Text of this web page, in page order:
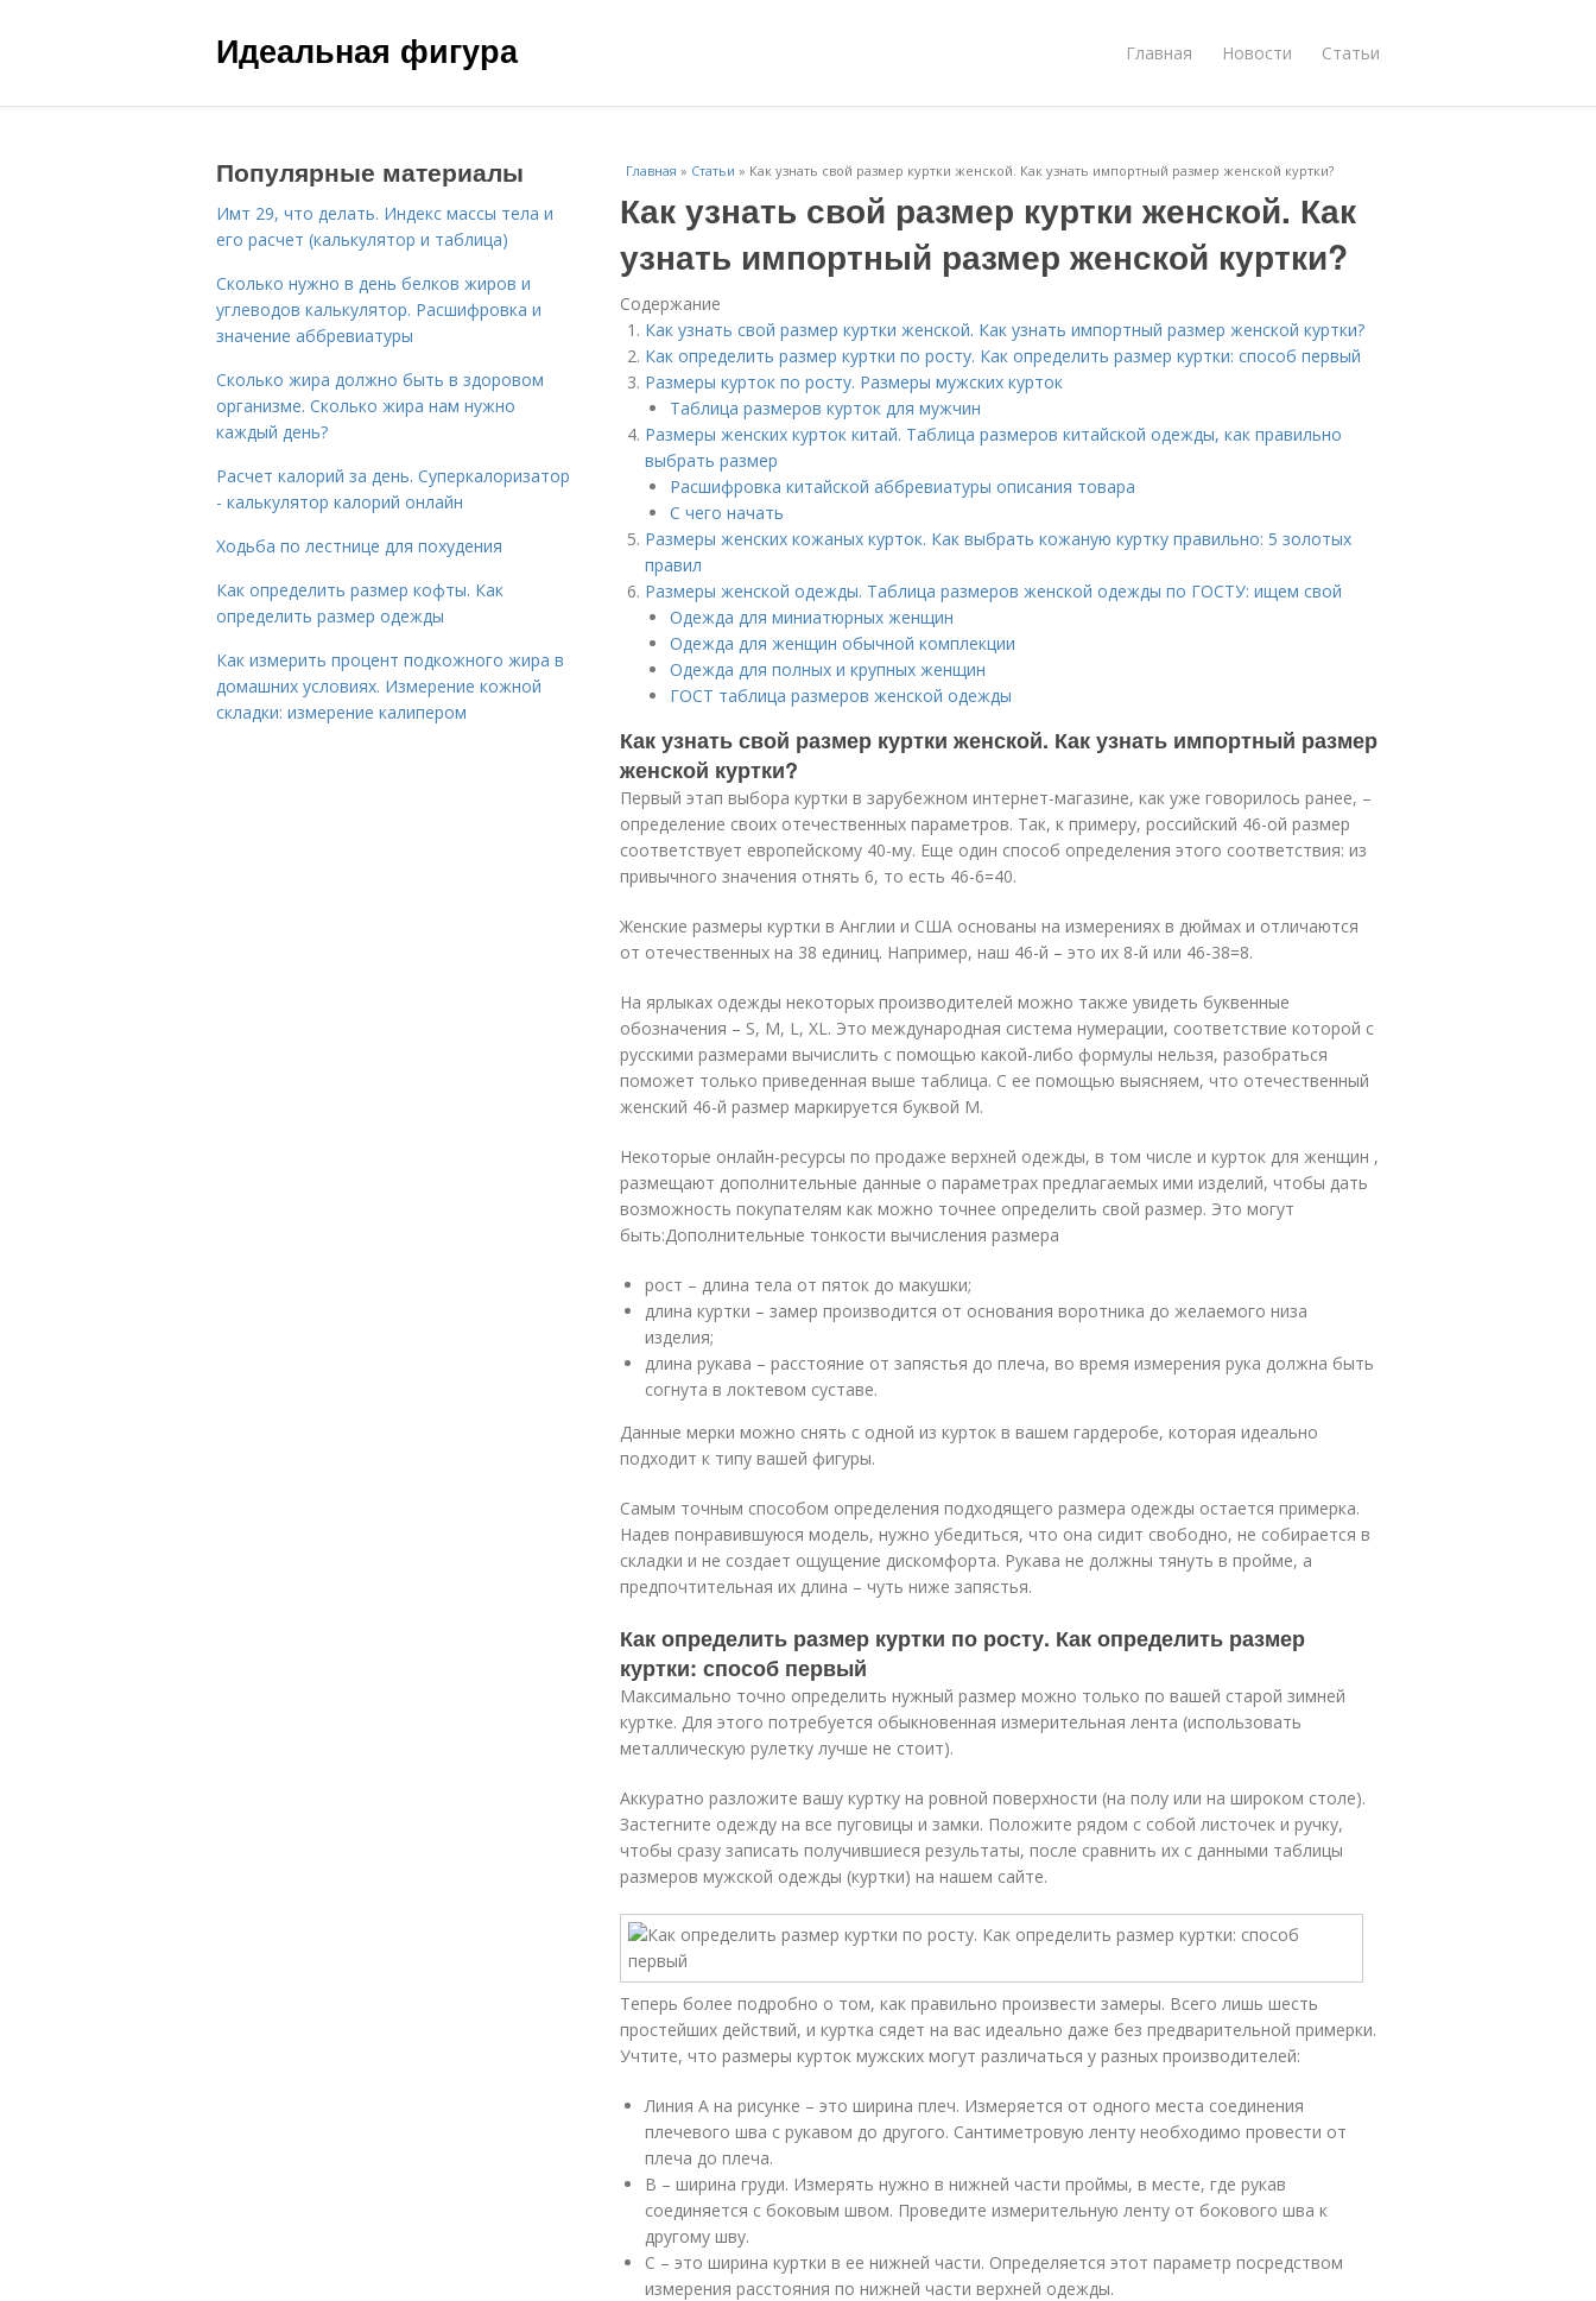
Идеальная фигура Главная Новости Статьи
Главная » Статьи » Как узнать свой размер куртки женской. Как узнать импортный размер женской куртки?
Как узнать свой размер куртки женской. Как
узнать импортный размер женской куртки?
Содержание
Как узнать свой размер куртки женской. Как узнать импортный размер женской куртки?
Как определить размер куртки по росту. Как определить размер куртки: способ первый
Размеры курток по росту. Размеры мужских курток
Таблица размеров курток для мужчин
Размеры женских курток китай. Таблица размеров китайской одежды, как правильно
выбрать размер
Расшифровка китайской аббревиатуры описания товара
С чего начать
Размеры женских кожаных курток. Как выбрать кожаную куртку правильно: 5 золотых
правил
Размеры женской одежды. Таблица размеров женской одежды по ГОСТУ: ищем свой
Одежда для миниатюрных женщин
Одежда для женщин обычной комплекции
Одежда для полных и крупных женщин
ГОСТ таблица размеров женской одежды
Как узнать свой размер куртки женской. Как узнать импортный размер
женской куртки?
Первый этап выбора куртки в зарубежном интернет-магазине, как уже говорилось ранее, –
определение своих отечественных параметров. Так, к примеру, российский 46-ой размер
соответствует европейскому 40-му. Еще один способ определения этого соответствия: из
привычного значения отнять 6, то есть 46-6=40.
Женские размеры куртки в Англии и США основаны на измерениях в дюймах и отличаются
от отечественных на 38 единиц. Например, наш 46-й – это их 8-й или 46-38=8.
На ярлыках одежды некоторых производителей можно также увидеть буквенные
обозначения – S, M, L, XL. Это международная система нумерации, соответствие которой с
русскими размерами вычислить с помощью какой-либо формулы нельзя, разобраться
поможет только приведенная выше таблица. С ее помощью выясняем, что отечественный
женский 46-й размер маркируется буквой M.
Некоторые онлайн-ресурсы по продаже верхней одежды, в том числе и курток для женщин ,
размещают дополнительные данные о параметрах предлагаемых ими изделий, чтобы дать
возможность покупателям как можно точнее определить свой размер. Это могут
быть:Дополнительные тонкости вычисления размера
рост – длина тела от пяток до макушки;
длина куртки – замер производится от основания воротника до желаемого низа
изделия;
длина рукава – расстояние от запястья до плеча, во время измерения рука должна быть
согнута в локтевом суставе.
Данные мерки можно снять с одной из курток в вашем гардеробе, которая идеально
подходит к типу вашей фигуры.
Самым точным способом определения подходящего размера одежды остается примерка.
Надев понравившуюся модель, нужно убедиться, что она сидит свободно, не собирается в
складки и не создает ощущение дискомфорта. Рукава не должны тянуть в пройме, а
предпочтительная их длина – чуть ниже запястья.
Как определить размер куртки по росту. Как определить размер
куртки: способ первый
Максимально точно определить нужный размер можно только по вашей старой зимней
куртке. Для этого потребуется обыкновенная измерительная лента (использовать
металлическую рулетку лучше не стоит).
Аккуратно разложите вашу куртку на ровной поверхности (на полу или на широком столе).
Застегните одежду на все пуговицы и замки. Положите рядом с собой листочек и ручку,
чтобы сразу записать получившиеся результаты, после сравнить их с данными таблицы
размеров мужской одежды (куртки) на нашем сайте.
Теперь более подробно о том, как правильно произвести замеры. Всего лишь шесть
простейших действий, и куртка сядет на вас идеально даже без предварительной примерки.
Учтите, что размеры курток мужских могут различаться у разных производителей:
Линия А на рисунке – это ширина плеч. Измеряется от одного места соединения
плечевого шва с рукавом до другого. Сантиметровую ленту необходимо провести от
плеча до плеча.
В – ширина груди. Измерять нужно в нижней части проймы, в месте, где рукав
соединяется с боковым швом. Проведите измерительную ленту от бокового шва к
другому шву.
С – это ширина куртки в ее нижней части. Определяется этот параметр посредством
измерения расстояния по нижней части верхней одежды.
Популярные материалы
Имт 29, что делать. Индекс массы тела и
его расчет (калькулятор и таблица)
Сколько нужно в день белков жиров и
углеводов калькулятор. Расшифровка и
значение аббревиатуры
Сколько жира должно быть в здоровом
организме. Сколько жира нам нужно
каждый день?
Расчет калорий за день. Суперкалоризатор
- калькулятор калорий онлайн
Ходьба по лестнице для похудения
Как определить размер кофты. Как
определить размер одежды
Как измерить процент подкожного жира в
домашних условиях. Измерение кожной
складки: измерение калипером